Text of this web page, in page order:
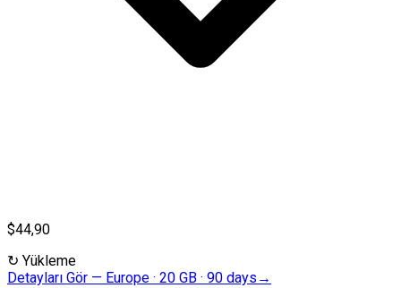
$44,90
↻ Yükleme
Detayları Gör — Europe · 20 GB · 90 days →